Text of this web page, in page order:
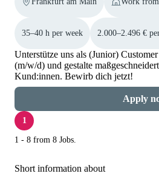
35–40 h per week 2.000–2.496 €
Unterstütze uns als (Junior)
(m/w/d) und gestalte
Kund:innen. Bewirb dich jetzt!
Apply
1
1 - 8 from 8 Jobs.
Short information about